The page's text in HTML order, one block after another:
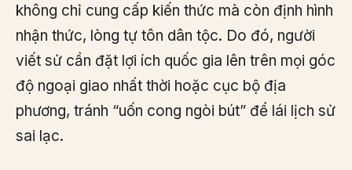
không chỉ cung cấp kiến thức mà còn định hình
nhận thức, lòng tự tôn dân tộc. Do đó, người
viết sử cần đặt lợi ích quốc gia lên trên mọi góc
độ ngoại giao nhất thời hoặc cục bộ địa
phương, tránh “uốn cong ngòi bút” để lái lịch sử
sai lạc.